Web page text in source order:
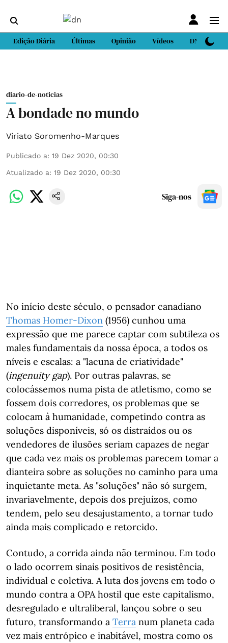
Edição Diária Últimas Opinião Vídeos DN Sport
diario-de-noticias
A bondade no mundo
Viriato Soromenho-Marques
Publicado a: 19 Dez 2020, 00:30
Atualizado a: 19 Dez 2020, 00:30
Siga-nos
No início deste século, o pensador canadiano
Thomas Homer-Dixon (1956) cunhou uma
expressão que me parece captar com subtileza os
males fundamentais da nossa época, a todos os
níveis e escalas: a "lacuna de criatividade"
(ingenuity gap). Por outras palavras, se
colocássemos numa pista de atletismo, como se
fossem dois corredores, os problemas que se
colocam à humanidade, competindo contra as
soluções disponíveis, só os distraídos ou os
vendedores de ilusões seriam capazes de negar
que cada vez mais os problemas parecem tomar a
dianteira sobre as soluções no caminho para uma
inquietante meta. As "soluções" não só surgem,
invariavelmente, depois dos prejuízos, como
tendem, pelo seu desajustamento, a tornar tudo
ainda mais complicado e retorcido.
Contudo, a corrida ainda não terminou. Em todo
o lado ocorrem sinais positivos de resistência,
individual e coletiva. A luta dos jovens em todo o
mundo contra a OPA hostil que este capitalismo,
desregulado e ultraliberal, lançou sobre o seu
futuro, transformando a Terra num planeta cada
vez mais entrópico e inabitável, mostra como os